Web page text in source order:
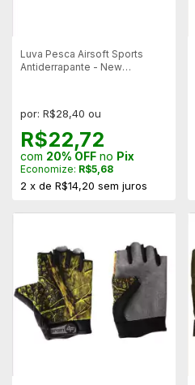
Luva Pesca Airsoft Sports
Antiderrapante - New
por: R$28,40 ou
R$22,72
com 20% OFF no Pix
Economize: R$5,68
2 x de R$14,20 sem juros